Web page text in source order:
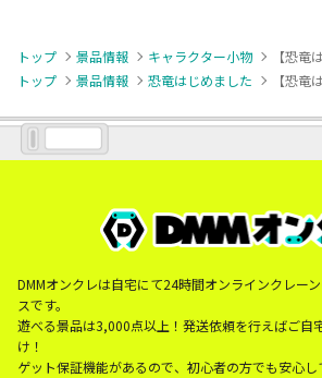
トップ 景品情報 キャラクター小物
トップ
景品情報 恐竜はじめました
DMMオンクレは自宅にて24時間オンラインクレー
スです。
遊べる景品は3,000点以上！発送依頼を行えばご自
け！
ゲット保証機能があるので、初心者の方でも安心し